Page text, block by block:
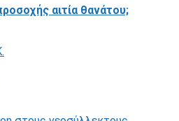
αιτία θανάτου;